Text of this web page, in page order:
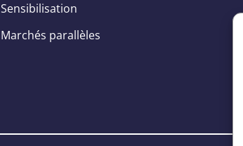
Sensibilisation
Marchés parallèles